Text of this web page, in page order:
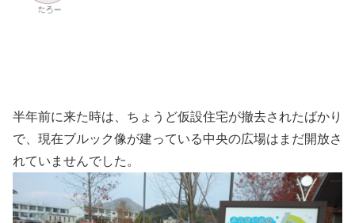
半年前に来た時は、ちょうど仮設住宅が撤去されたばかり
で、現在ブルック像が建っている中央の広場はまだ開放さ
れていませんでした。